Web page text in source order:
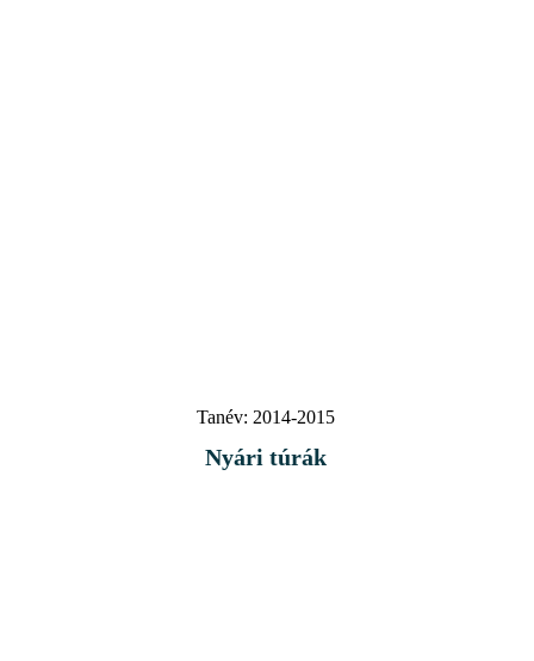
Tanév: 2014-2015
Nyári túrák